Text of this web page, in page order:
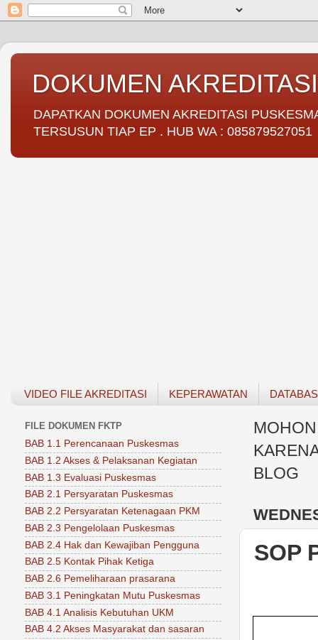
DOKUMEN
DAPATKAN DOKUMEN AKREDITASI
TERSUSUN TIAP EP . HUB WA : 085879527051
VIDEO FILE AKREDITASI KEPERAWATAN
BLOG
SOP
FILE DOKUMEN FKTP
BAB 1.1 Perencanaan Puskesmas
BAB 1.2 Akses & Pelaksanan Kegiatan
BAB 1.3 Evaluasi Puskesmas
BAB 2.1 Persyaratan Puskesmas
BAB 2.2 Persyaratan Ketenagaan PKM
BAB 2.3 Pengelolaan Puskesmas
BAB 2.4 Hak dan Kewajiban Pengguna
BAB 2.5 Kontak Pihak Ketiga
BAB 2.6 Pemeliharaan prasarana
BAB 3.1 Peningkatan Mutu Puskesmas
BAB 4.1 Analisis Kebutuhan UKM
BAB 4.2 Akses Masyarakat dan sasaran